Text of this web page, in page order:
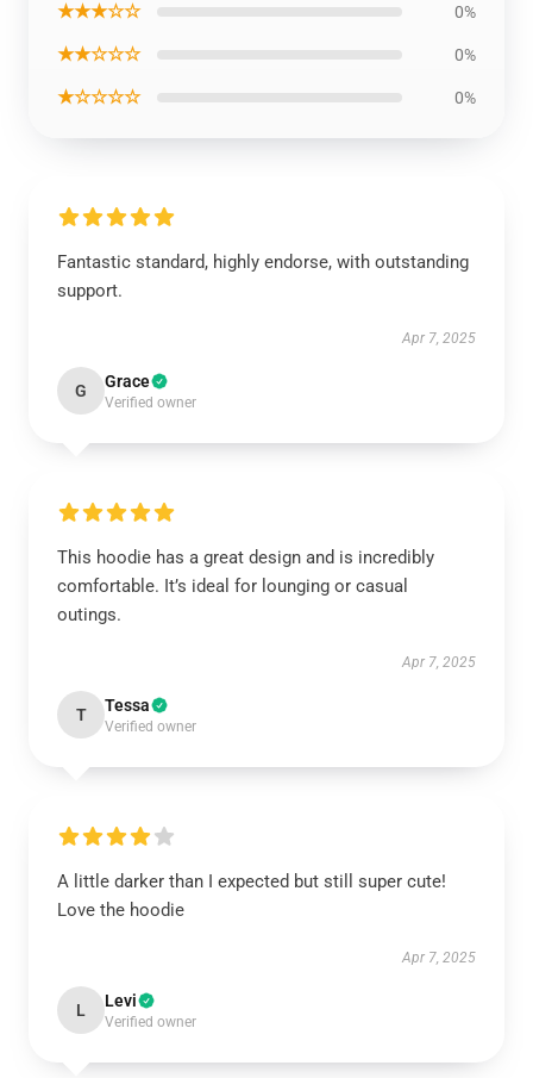
★★★☆☆ 0%
★★☆☆☆ 0%
★☆☆☆☆ 0%
Fantastic standard, highly endorse, with outstanding
support.
Apr 7, 2025
G Grace
Verified owner
This hoodie has a great design and is incredibly
comfortable. It’s ideal for lounging or casual
outings.
Apr 7, 2025
T Tessa
Verified owner
A little darker than I expected but still super cute!
Love the hoodie
Apr 7, 2025
L Levi
Verified owner